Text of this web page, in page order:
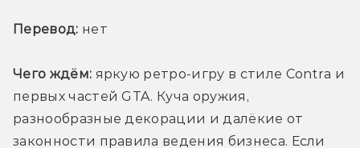
Перевод: нет
Чего ждём: яркую ретро-игру в стиле Contra и
первых частей GTA. Куча оружия,
разнообразные декорации и далёкие от
законности правила ведения бизнеса. Если